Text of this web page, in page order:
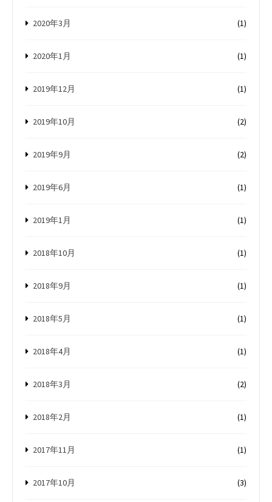
2020年3月 (1)
2020年1月 (1)
2019年12月 (1)
2019年10月 (2)
2019年9月 (2)
2019年6月 (1)
2019年1月 (1)
2018年10月 (1)
2018年9月 (1)
2018年5月 (1)
2018年4月 (1)
2018年3月 (2)
2018年2月 (1)
2017年11月 (1)
2017年10月 (3)